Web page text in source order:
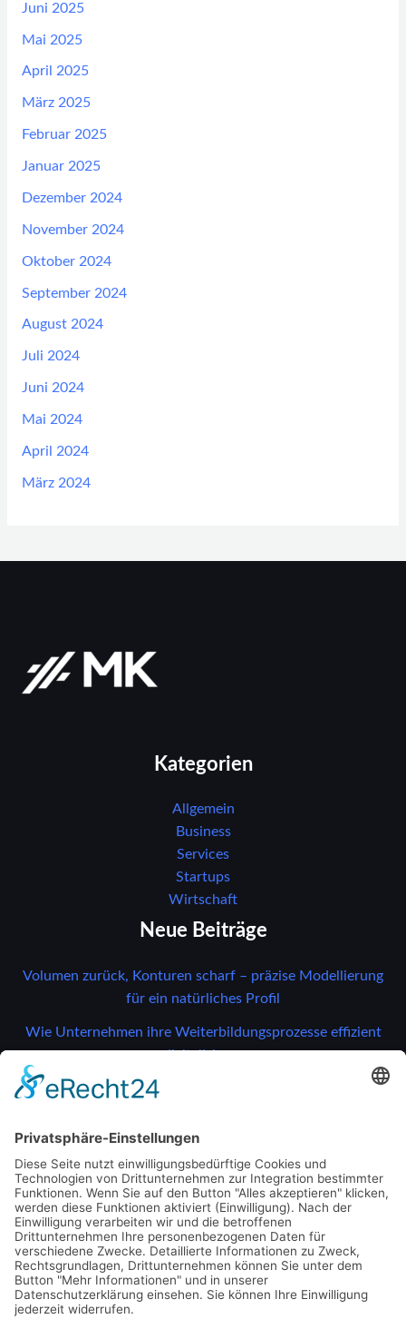
Juni 2025
Mai 2025
April 2025
März 2025
Februar 2025
Januar 2025
Dezember 2024
November 2024
Oktober 2024
September 2024
August 2024
Juli 2024
Juni 2024
Mai 2024
April 2024
März 2024
Kategorien
Allgemein
Business
Services
Startups
Wirtschaft
Neue Beiträge
Volumen zurück, Konturen scharf – präzise Modellierung
für ein natürliches Profil
Wie Unternehmen ihre Weiterbildungsprozesse effizient
Gefährdungen erkennen, Risiken vermeiden: So bleibt Ihr
So verändern moderne Drucksensoren
Unternehmensprozesse
So verändern moderne Drucksensoren
Unternehmensprozesse
Schlagwörter